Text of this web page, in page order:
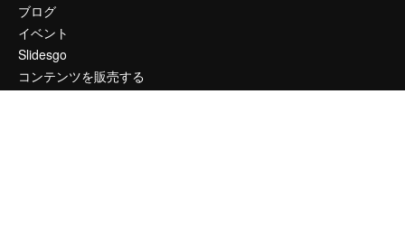
ブログ
イベント
Slidesgo
コンテンツを販売する